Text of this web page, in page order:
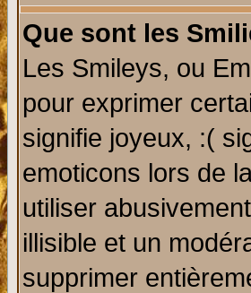
Que sont les
Les Smileys, ou
pour exprimer
signifie joyeux, :(
emoticons lors de
utiliser
illisible et un
supprimer